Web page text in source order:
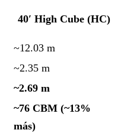
40′ High Cube (HC)
~12.03 m
~2.35 m
~2.69 m
~76 CBM (~13%
más)